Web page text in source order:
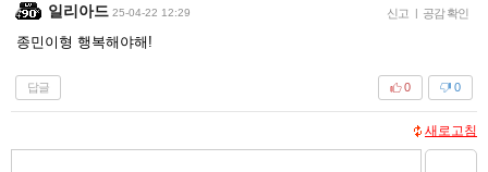
일리아드 25-04-22 12:29 신고 | 공감 확인
종민이형 행복해야해!
답글 0
0
새로고침